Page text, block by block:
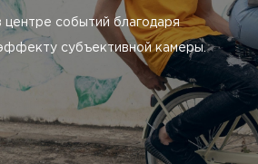
центре событий благодаря
субъективной камеры.